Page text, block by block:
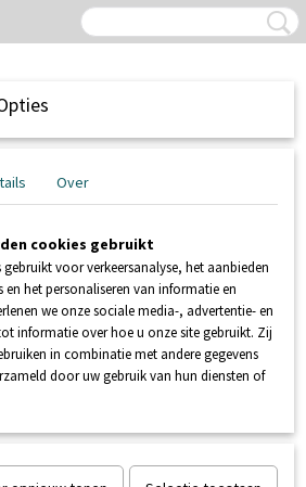
UW WINKELWAGEN
Over
cookies gebruikt
voor verkeersanalyse, het aanbieden
het personaliseren van informatie en
we onze sociale media-, advertentie- en
informatie over hoe u onze site gebruikt. Zij
in combinatie met andere gegevens
door uw gebruik van hun diensten of